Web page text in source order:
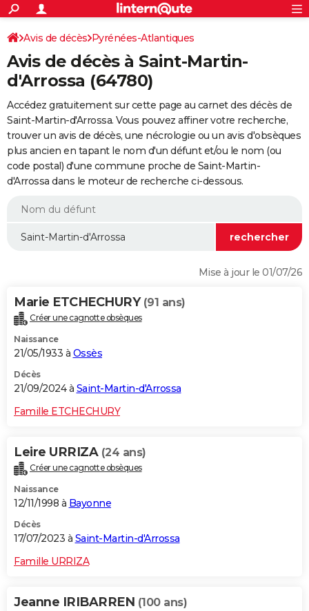
ACTUALITÉS
Politique
Société
Faits Divers
Education
Monde
Villes
+
SPORT
Coupe du monde 2026
Football
Tennis
Cyclisme
Rugby
Forum
CULTURE
FINANCE
Retraite
Impôts
Epargne
Immobilier
Risques naturels par ville
Banque
Assurance
Crédit
Essais
Réserver un essai
Citadines
Berlines
SUV
Forum auto
+
HIGH-TECH
Mobiles
Meilleur smartphone
Internet
Ordinateurs
Jeux vidéo
Guide high-tech
+
BRICOLAGE
Forum
Aménagement intérieur
Extérieur
Cuisine
Salle de bains
Jardinage
Rangement
WEEK-END
Guides de France
Escapades
Patrimoine
Expositions
Musées
Week-end nature
LIFESTYLE
Alimentation
Guide de la santé
Maladies
Médicaments
Sommeil
VOYAGE
Destinations
City break
Voyage nature
Voyage de noces
Forum
Climat
+PHOTO
GUIDES D'ACHAT
BONS PLANS
CARTE DE VOEUX
Dictionnaire
Biographies
Citations
Expressions
Proverbes
PROGRAMME TV
COPAINS D'AVANT
S'inscrire
Se connecter
Lycées
Collèges
Primaires
Universités
Entreprises
Service militaire
Avis de recherche
AVIS DE DÉCÈS
S'inscrire
Connexion
Avis de décès Pyrénées-Atlantiques
Avis de décès à Saint-Martin-
d'Arrossa (64780)
Accédez gratuitement sur cette page au carnet des décès de
Saint-Martin-d'Arrossa. Vous pouvez affiner votre recherche,
trouver un avis de décès, une nécrologie ou un avis d'obsèques
plus ancien en tapant le nom d'un défunt et/ou le nom (ou
code postal) d'une commune proche de Saint-Martin-
d'Arrossa dans le moteur de recherche ci-dessous.
Mise à jour le 01/07/26
Marie ETCHECHURY (91 ans)
Créer une cagnotte obsèques
Naissance
21/05/1933 à Ossès
Décès
21/09/2024 à Saint-Martin-d'Arrossa
Famille ETCHECHURY
Leire URRIZA (24 ans)
Créer une cagnotte obsèques
Naissance
12/11/1998 à Bayonne
Décès
17/07/2023 à Saint-Martin-d'Arrossa
Famille URRIZA
Jeanne IRIBARREN (100 ans)